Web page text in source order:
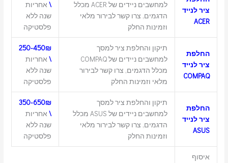
ציר לנייד
ACER
למחשבים ניידים של ACER מכלל
הדגמים, צרו קשר לבירור מלאי
וזמינות החלק
אחריות
שנה ללא
פלסטיקה
החלפת
ציר לנייד
COMPAQ
תיקון והחלפת ציר למסך
למחשבים ניידים של COMPAQ
מכלל הדגמים, צרו קשר לבירור
מלאי וזמינות החלק
250-450₪
אחריות
שנה ללא
פלסטיקה
החלפת
ציר לנייד
ASUS
תיקון והחלפת ציר למסך
למחשבים ניידים של ASUS מכלל
הדגמים, צרו קשר לבירור מלאי
וזמינות החלק
350-650₪
אחריות
שנה ללא
פלסטיקה
איסוף